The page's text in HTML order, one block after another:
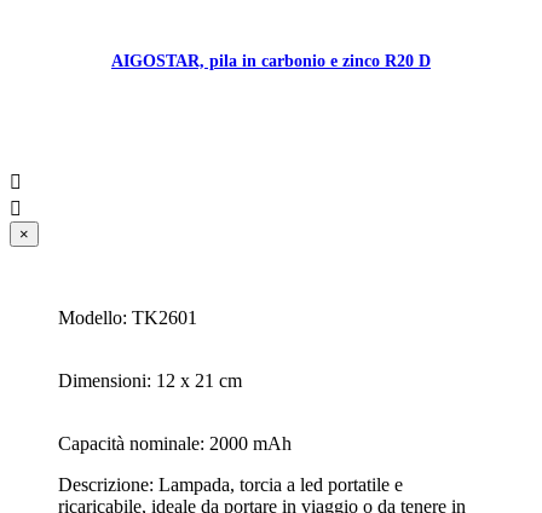
AIGOSTAR, pila in carbonio e zinco R20 D


×
Modello: TK2601
Dimensioni: 12 x 21 cm
Capacità nominale: 2000 mAh
Descrizione: Lampada, torcia a led portatile e
ricaricabile, ideale da portare in viaggio o da tenere in